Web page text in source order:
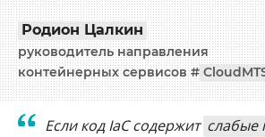
Родион Цалкин
руководитель направления
контейнерных сервисов #
Если код IaC содержит слабые